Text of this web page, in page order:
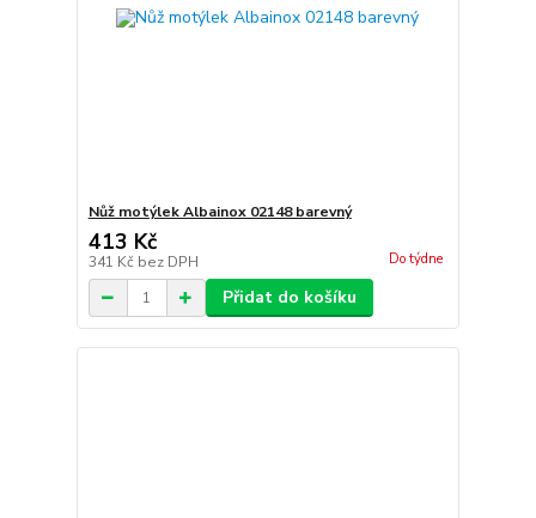
Nůž motýlek Albainox 02148 barevný
413 Kč
341 Kč bez DPH Do týdne
Přidat do košíku